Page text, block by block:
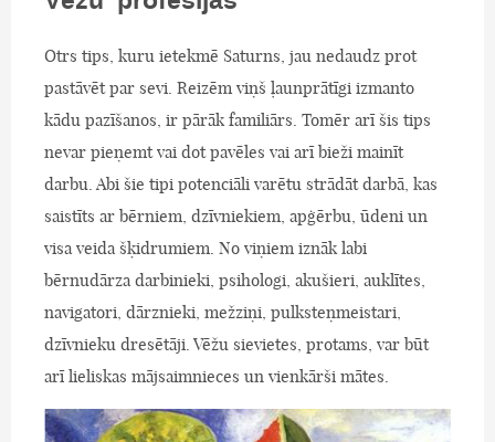
Otrs tips, kuru ietekmē Saturns, jau nedaudz prot
pastāvēt par sevi. Reizēm viņš ļaunprātīgi izmanto
kādu pazīšanos, ir pārāk familiārs. Tomēr arī šis tips
nevar pieņemt vai dot pavēles vai arī bieži mainīt
darbu. Abi šie tipi potenciāli varētu strādāt darbā, kas
saistīts ar bērniem, dzīvniekiem, apģērbu, ūdeni un
visa veida šķidrumiem. No viņiem iznāk labi
bērnudārza darbinieki, psihologi, akušieri, auklītes,
navigatori, dārznieki, mežziņi, pulksteņmeistari,
dzīvnieku dresētāji. Vēžu sievietes, protams, var būt
arī lieliskas mājsaimnieces un vienkārši mātes.